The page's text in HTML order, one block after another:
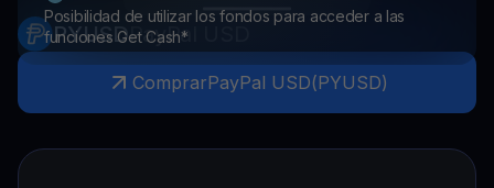
Posibilidad de utilizar los fondos para acceder a las
funciones Get Cash*
PYUSDPayPal USD
ComprarPayPal USD(PYUSD)